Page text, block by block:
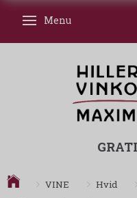
Skifte navigation
Menu
VINE Hvid